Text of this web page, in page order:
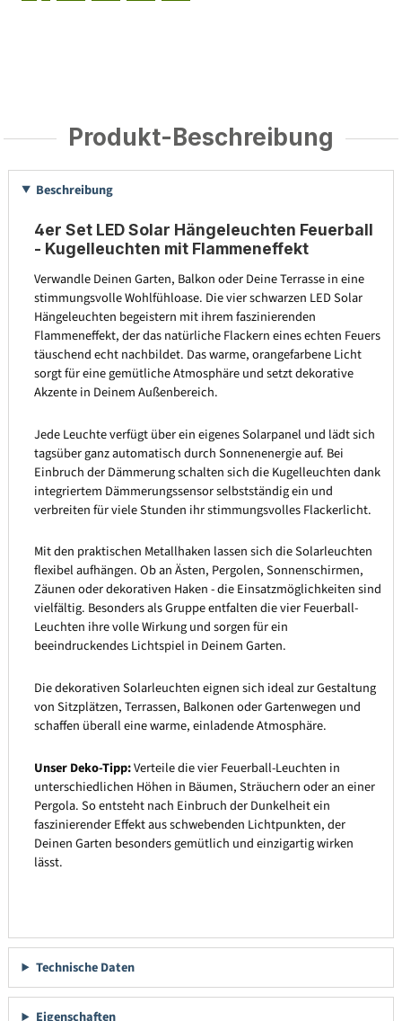
Produkt-Beschreibung
Beschreibung
4er Set LED Solar Hängeleuchten Feuerball
- Kugelleuchten mit Flammeneffekt
Verwandle Deinen Garten, Balkon oder Deine Terrasse in eine
stimmungsvolle Wohlfühloase. Die vier schwarzen LED Solar
Hängeleuchten begeistern mit ihrem faszinierenden
Flammeneffekt, der das natürliche Flackern eines echten Feuers
täuschend echt nachbildet. Das warme, orangefarbene Licht
sorgt für eine gemütliche Atmosphäre und setzt dekorative
Akzente in Deinem Außenbereich.
Jede Leuchte verfügt über ein eigenes Solarpanel und lädt sich
tagsüber ganz automatisch durch Sonnenenergie auf. Bei
Einbruch der Dämmerung schalten sich die Kugelleuchten dank
integriertem Dämmerungssensor selbstständig ein und
verbreiten für viele Stunden ihr stimmungsvolles Flackerlicht.
Mit den praktischen Metallhaken lassen sich die Solarleuchten
flexibel aufhängen. Ob an Ästen, Pergolen, Sonnenschirmen,
Zäunen oder dekorativen Haken - die Einsatzmöglichkeiten sind
vielfältig. Besonders als Gruppe entfalten die vier Feuerball-
Leuchten ihre volle Wirkung und sorgen für ein
beeindruckendes Lichtspiel in Deinem Garten.
Die dekorativen Solarleuchten eignen sich ideal zur Gestaltung
von Sitzplätzen, Terrassen, Balkonen oder Gartenwegen und
schaffen überall eine warme, einladende Atmosphäre.
Unser Deko-Tipp:Verteile die vier Feuerball-Leuchten in
unterschiedlichen Höhen in Bäumen, Sträuchern oder an einer
Pergola. So entsteht nach Einbruch der Dunkelheit ein
faszinierender Effekt aus schwebenden Lichtpunkten, der
Deinen Garten besonders gemütlich und einzigartig wirken
lässt.
Technische Daten
Eigenschaften